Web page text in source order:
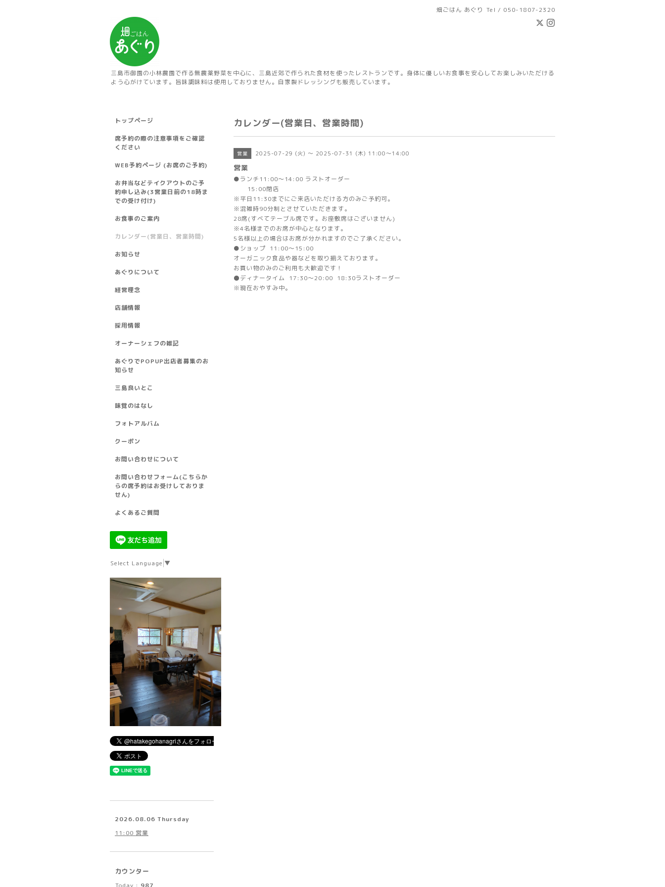
畑ごはん あぐり Tel / 050-1807-2320
三島市御園の小林農園で作る無農薬野菜を中心に、三島近郊で作られた食材を使ったレストランです。身体に優しいお食事を安心してお楽しみいただける
よう心がけています。旨味調味料は使用しておりません。自家製ドレッシングも販売しています。
カレンダー(営業日、営業時間)
営業 2025-07-29 (火) ～ 2025-07-31 (木) 11:00～14:00
営業
●ランチ11:00～14:00 ラストオーダー
15:00閉店
※平日11:30までにご来店いただける方のみご予約可。
※混雑時90分制とさせていただきます。
28席(すべてテーブル席です。お座敷席はございません)
※4名様までのお席が中心となります。
5名様以上の場合はお席が分かれますのでご了承ください。
●ショップ 11:00～15:00
オーガニック食品や器などを取り揃えております。
お買い物のみのご利用も大歓迎です！
⚫ディナータイム 17:30～20:00 18:30ラストオーダー
※現在おやすみ中。
トップページ
席予約の際の注意事項をご確認
ください
WEB予約ページ (お席のご予約)
お弁当などテイクアウトのご予
約申し込み(3営業日前の18時ま
での受け付け)
お食事のご案内
カレンダー(営業日、営業時間)
お知らせ
あぐりについて
経営理念
店舗情報
採用情報
オーナーシェフの雑記
あぐりでPOPUP出店者募集のお
知らせ
三島良いとこ
味覚のはなし
フォトアルバム
クーポン
お問い合わせについて
お問い合わせフォーム(こちらか
らの席予約はお受けしておりま
せん)
よくあるご質問
Select Language ▼
2026.08.06 Thursday
11:00 営業
カウンター
Today : 987